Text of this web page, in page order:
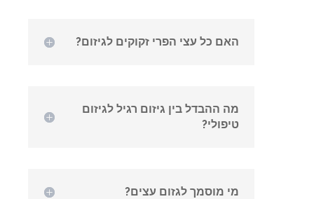
האם כל עצי הפרי זקוקים לגיזום?
מה ההבדל בין גיזום רגיל לגיזום
טיפולי?
מי מוסמך לגזום עצים?